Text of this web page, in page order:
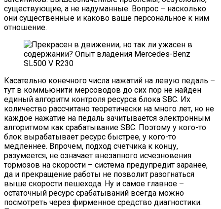
существующие, а не надуманные. Вопрос – насколько
они существенные и каково ваше персональное к ним
отношение.
Касательно конечного числа нажатий на левую педаль –
тут в коммьюнити мерсоводов до сих пор не найден
единый алгоритм контроля ресурса блока SBC. Их
количество рассчитано теоретически на много лет, но не
каждое нажатие на педаль зачитывается электронным
алгоритмом как срабатывание SBC. Поэтому у кого-то
блок вырабатывает ресурс быстрее, у кого-то
медленнее. Впрочем, подход счетчика к концу,
разумеется, не означает внезапного исчезновения
тормозов на скорости – система предупредит заранее,
да и прекращение работы не позволит разогнаться
выше скорости пешехода. Ну и самое главное –
остаточный ресурс срабатываний всегда можно
посмотреть через фирменное средство диагностики.